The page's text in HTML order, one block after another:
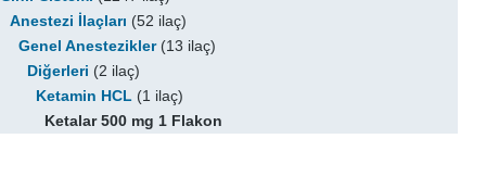
Anestezi İlaçları (52 ilaç)
Genel Anestezikler(13 ilaç)
Diğerleri (2 ilaç)
Ketamin HCL (1 ilaç)
Ketalar 500 mg 1 Flakon